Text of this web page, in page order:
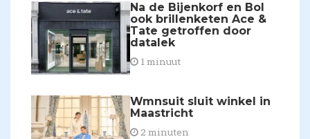
Na de Bijenkorf en Bol
ook brillenketen Ace &
Tate getroffen door
datalek
1 minuut
Wmnsuit sluit winkel in
Maastricht
2 minuten